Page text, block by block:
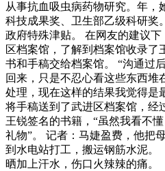
从事抗血吸虫病药物研究。年，
科技成果奖、卫生部乙级科研奖
政府特殊津贴。 在网友的建议
区档案馆，了解到档案馆收录
书和手稿交给档案馆。 “沟通过
回来，只是不忍心看这些东西堆
处理，现在这样的结果我觉得是
将手稿送到了武进区档案馆，经
王锐签名的书籍，“虽然我看不
礼物”。 记者：马婕盈费，他把
到水电站打工，搬运钢筋水泥
晒加上汗水，伤口火辣辣的痛